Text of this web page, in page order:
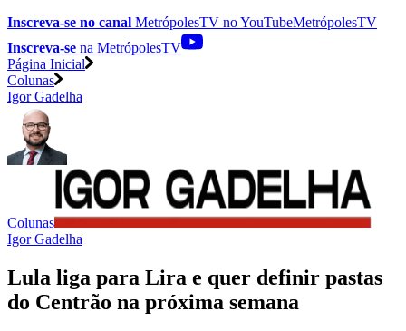
Inscreva-se no canal MetrópolesTV noYouTubeMetrópolesTV
Inscreva-se na MetrópolesTV
Página Inicial
Colunas
Igor Gadelha
Colunas
Igor Gadelha
Lula liga para Lira e quer definir pastas
do Centrão na próxima semana